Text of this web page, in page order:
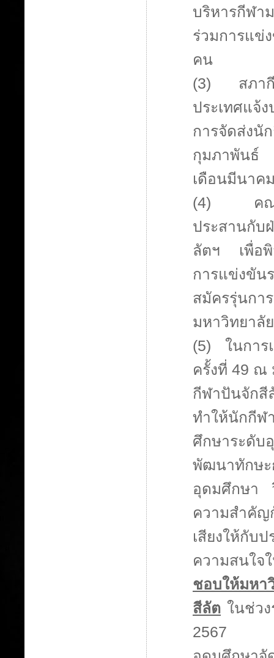
บริหารกีฬา
ร่วมการแข่
คน
(3) สภากีฬ
ประเทศแจ้
การจัดส่งนั
กุมภาพันธ์
เดือนมีนาค
(4) คณะก
ประสานกับ
ลัตฯ เพื่อพิ
การแข่งขัน
สมัครรุ่นกา
มหาวิทยาลั
(5) ในการ
ครั้งที่ 49 ณ
กีฬาปันจัก
ทำให้นักกีฬ
ศึกษาระดับ
พัฒนาทักษ
อุดมศึกษา
ความสำคั
เสียงให้กับ
ความสนใ
ชอบให้มหา
สีลัต ในช่ว
2567 โด